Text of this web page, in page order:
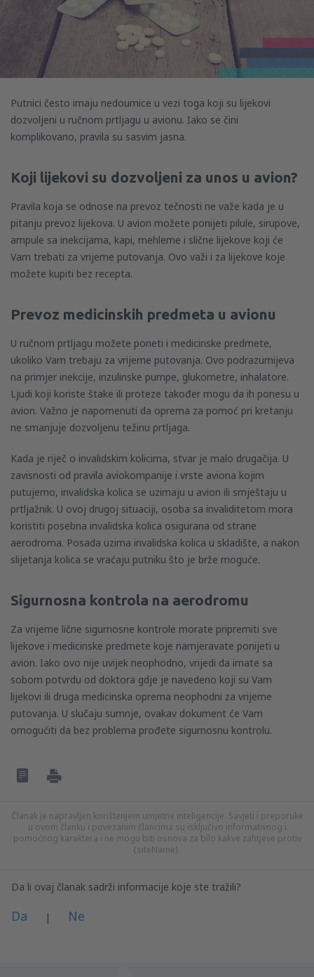
Putnici često imaju nedoumice u vezi toga koji su lijekovi
dozvoljeni u ručnom prtljagu u avionu. Iako se čini
komplikovano, pravila su sasvim jasna.
Koji lijekovi su dozvoljeni za unos u avion?
Pravila koja se odnose na prevoz tečnosti ne važe kada je u
pitanju prevoz lijekova. U avion možete ponijeti pilule, sirupove,
ampule sa inekcijama, kapi, mehleme i slične lijekove koji će
Vam trebati za vrijeme putovanja. Ovo važi i za lijekove koje
možete kupiti bez recepta.
Prevoz medicinskih predmeta u avionu
U ručnom prtljagu možete poneti i medicinske predmete,
ukoliko Vam trebaju za vrijeme putovanja. Ovo podrazumijeva
na primjer inekcije, inzulinske pumpe, glukometre, inhalatore.
Ljudi koji koriste štake ili proteze također mogu da ih ponesu u
avion. Važno je napomenuti da oprema za pomoć pri kretanju
ne smanjuje dozvoljenu težinu prtljaga.
Kada je riječ o invalidskim kolicima, stvar je malo drugačija. U
zavisnosti od pravila aviokompanije i vrste aviona kojim
putujemo, invalidska kolica se uzimaju u avion ili smještaju u
prtljažnik. U ovoj drugoj situaciji, osoba sa invaliditetom mora
koristiti posebna invalidska kolica osigurana od strane
aerodroma. Posada uzima invalidska kolica u skladište, a nakon
slijetanja kolica se vraćaju putniku što je brže moguće.
Sigurnosna kontrola na aerodromu
Za vrijeme lične sigurnosne kontrole morate pripremiti sve
lijekove i medicinske predmete koje namjeravate ponijeti u
avion. Iako ovo nije uvijek neophodno, vrijedi da imate sa
sobom potvrdu od doktora gdje je navedeno koji su Vam
lijekovi ili druga medicinska oprema neophodni za vrijeme
putovanja. U slučaju sumnje, ovakav dokument će Vam
omogućiti da bez problema prođete sigurnosnu kontrolu.
Članak je napravljen korištenjem umjetne inteligencije. Savjeti i preporuke
u ovom članku i povezanim člancima su isključivo informativnog i
pomoćnog karaktera i ne mogu biti osnova za bilo kakve zahtjeve protiv
{siteName}.
Da li ovaj članak sadrži informacije koje ste tražili?
Da | Ne